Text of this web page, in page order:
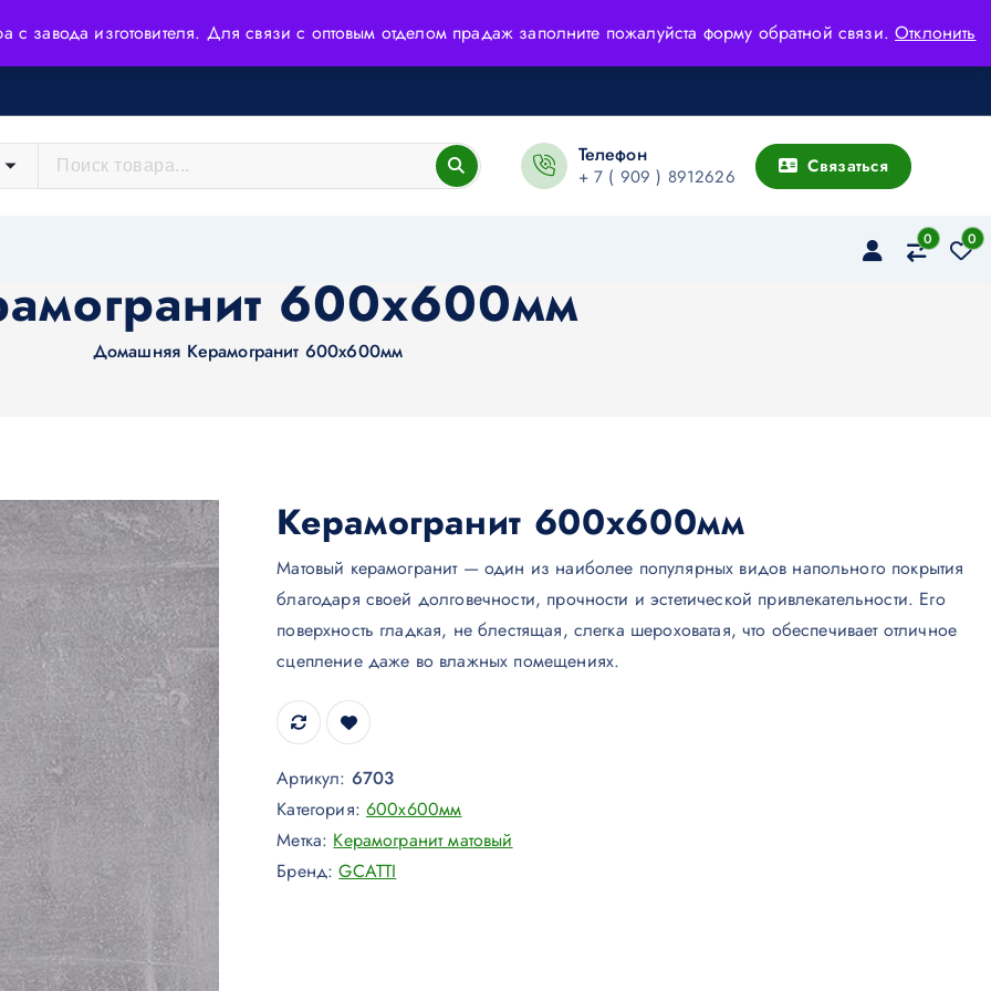
с завода изготовителя. Для связи с оптовым отделом прадаж заполните пожалуйста форму обратной связи.Отклонить
Телефон
+ 7 ( 909 ) 8912626 Связаться
0 0
600х600мм
Домашняя Керамогранит 600х600мм
Керамогранит 600х600мм
Матовый керамогранит — один из наиболее популярных видов напольного покрытия
благодаря своей долговечности, прочности и эстетической привлекательности. Его
поверхность гладкая, не блестящая, слегка шероховатая, что обеспечивает отличное
сцепление даже во влажных помещениях.
Артикул: 6703
Категория:600х600мм
Метка: Керамогранит матовый
Бренд:GCATTI